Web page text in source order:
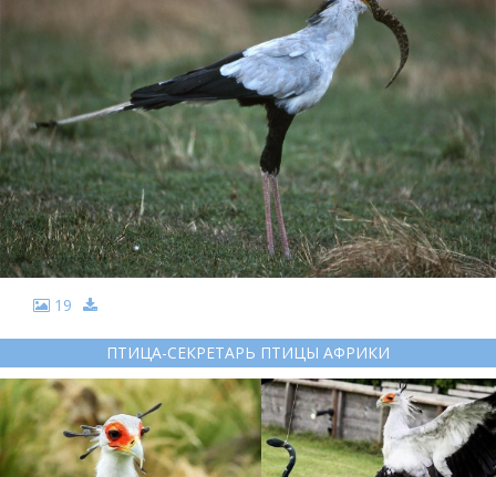
19
ПТИЦА-СЕКРЕТАРЬ ПТИЦЫ АФРИКИ